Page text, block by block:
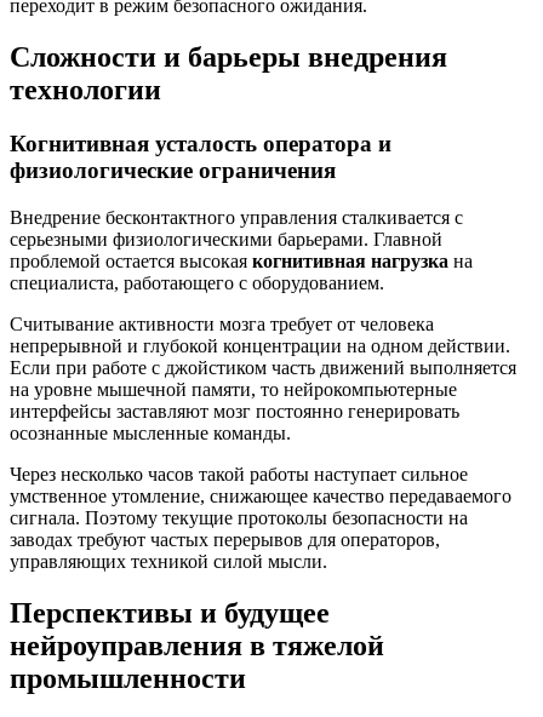
переходит в режим безопасного ожидания.
Сложности и барьеры внедрения
технологии
Когнитивная усталость оператора и
физиологические ограничения
Внедрение бесконтактного управления сталкивается с
серьезными физиологическими барьерами. Главной
проблемой остается высокая когнитивная нагрузка на
специалиста, работающего с оборудованием.
Считывание активности мозга требует от человека
непрерывной и глубокой концентрации на одном действии.
Если при работе с джойстиком часть движений выполняется
на уровне мышечной памяти, то нейрокомпьютерные
интерфейсы заставляют мозг постоянно генерировать
осознанные мысленные команды.
Через несколько часов такой работы наступает сильное
умственное утомление, снижающее качество передаваемого
сигнала. Поэтому текущие протоколы безопасности на
заводах требуют частых перерывов для операторов,
управляющих техникой силой мысли.
Перспективы и будущее
нейроуправления в тяжелой
промышленности